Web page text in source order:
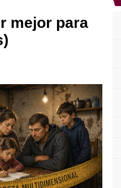
mejor para